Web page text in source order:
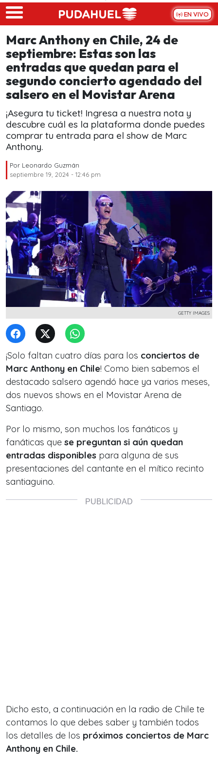
Skip to main content
EN VIVO
Marc Anthony en Chile, 24 de
septiembre: Estas son las
entradas que quedan para el
segundo concierto agendado del
salsero en el Movistar Arena
¡Asegura tu ticket! Ingresa a nuestra nota y
descubre cuál es la plataforma donde puedes
comprar tu entrada para el show de Marc
Anthony.
Por Leonardo Guzmán
septiembre 19, 2024 - 12:46 pm
GETTY IMAGES
¡Solo faltan cuatro días para los conciertos de
Marc Anthony en Chile! Como bien sabemos el
destacado salsero agendó hace ya varios meses,
dos nuevos shows en el Movistar Arena de
Santiago.
Por lo mismo, son muchos los fanáticos y
fanáticas que se preguntan si aún quedan
entradas disponibles para alguna de sus
presentaciones del cantante en el mítico recinto
santiaguino.
Dicho esto, a continuación en la radio de Chile te
contamos lo que debes saber y también todos
los detalles de los próximos conciertos de Marc
Anthony en Chile.